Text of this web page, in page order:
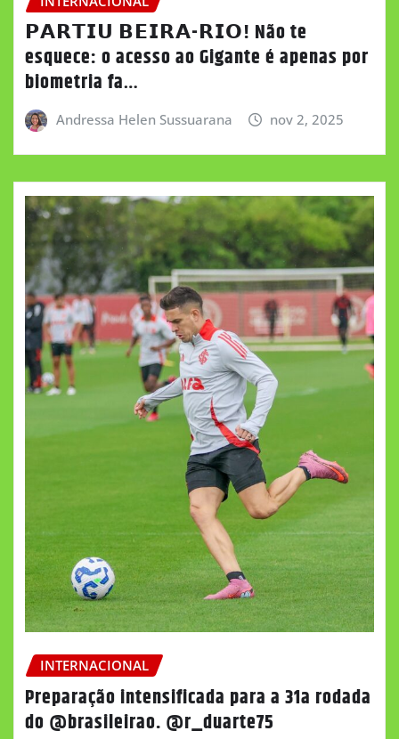
𝗣𝗔𝗥𝗧𝗜𝗨 𝗕𝗘𝗜𝗥𝗔-𝗥𝗜𝗢! Não te
esquece: o acesso ao Gigante é apenas por
biometria fa…
Andressa Helen Sussuarana nov 2, 2025
INTERNACIONAL
Preparação intensificada para a 31a rodada
do @brasileirao. @r_duarte75